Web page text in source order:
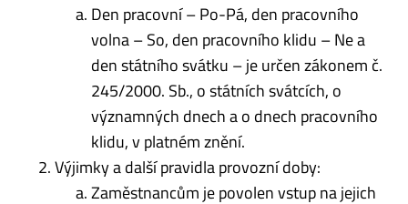
Den pracovní – Po-Pá, den pracovního
volna – So, den pracovního klidu – Ne a
den státního svátku – je určen zákonem č.
245/2000. Sb., o státních svátcích, o
významných dnech a o dnech pracovního
klidu, v platném znění.
Výjimky a další pravidla provozní doby:
Zaměstnancům je povolen vstup na jejich